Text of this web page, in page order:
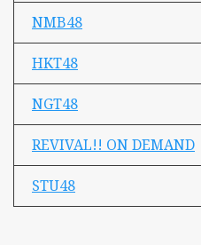
NMB48
HKT48
NGT48
REVIVAL!! ON DEMAND
STU48